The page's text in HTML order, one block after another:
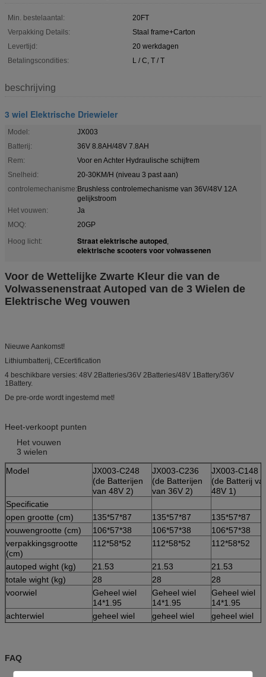
Min. bestelaantal:
20FT
Verpakking Details:
Staal frame+Carton
Levertijd:
20 werkdagen
Betalingscondities:
L / C, T / T
beschrijving
3 wiel Elektrische Driewieler
Model:
JX003
Batterij:
36V 8.8AH/48V 7.8AH
Rem:
Voor en Achter Hydraulische schijfrem
Snelheid:
20-30KM/H (niveau 3 past aan)
controlemechanisme:Brushless controlemechanisme van 36V/48V 12A
gelijkstroom
Het vouwen:
Ja
MOQ:
20GP
Hoog licht:
Straat elektrische autoped,
elektrische scooters voor volwassenen
Voor de Wettelijke Zwarte Kleur die van de
Volwassenenstraat Autoped van de 3 Wielen de
Elektrische Weg vouwen
Nieuwe Aankomst!
Lithiumbatterij, CEcertification
4 beschikbare versies: 48V 2Batteries/36V 2Batteries/48V 1Battery/36V
1Battery.
De pre-orde wordt ingestemd met!
Heet-verkoopt punten
Het vouwen
3 wielen
Model
JX003-C248
(de Batterijen
van 48V 2)
JX003-C236
(de Batterijen
van 36V 2)
JX003-C148
(de Batterij
48V 1)
Specificatie
open grootte (cm)
135*57*87 135*57*87
135*57*87
vouwengrootte (cm)
106*57*38 106*57*38
106*57*38
verpakkingsgrootte
(cm)
112*58*52 112*58*52 112*58*52
autoped wight (kg) 21.53 21.53
21.53
totale wight (kg)
28 28
28
voorwiel
Geheel wiel
14*1.95
Geheel wiel
14*1.95
Geheel wiel
14*1.95
achterwiel
geheel wiel
14*2.125
geheel wiel
14*2.125
geheel wiel
14*2.125
48V, 7.8AH
36V, 8.8AH
48V, 7.8AH
FAQ